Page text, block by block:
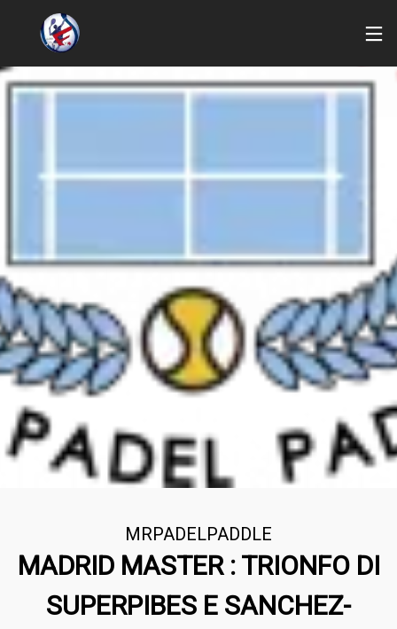
MRPADELPADDLE
MADRID MASTER : TRIONFO DI
SUPERPIBES E SANCHEZ-